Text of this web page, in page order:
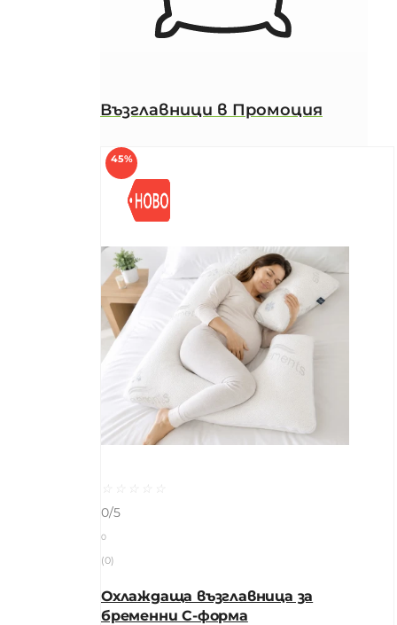
Възглавници в Промоция
45%
☆ ☆ ☆ ☆
☆
0/5
0
(0)
Охлаждаща възглавница за
бременни C-форма